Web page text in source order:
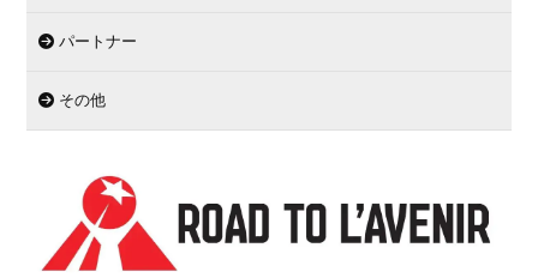
パートナー
その他